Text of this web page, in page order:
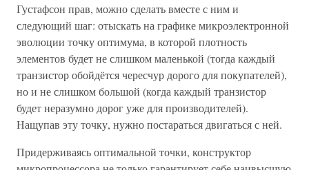
Густафсон прав, можно сделать вместе с ним и
следующий шаг: отыскать на графике микроэлектронной
эволюции точку оптимума, в которой плотность
элементов будет не слишком маленькой (тогда каждый
транзистор обойдётся чересчур дорого для покупателей),
но и не слишком большой (когда каждый транзистор
будет неразумно дорог уже для производителей).
Нащупав эту точку, нужно постараться двигаться с ней.
Придерживаясь оптимальной точки, конструктор